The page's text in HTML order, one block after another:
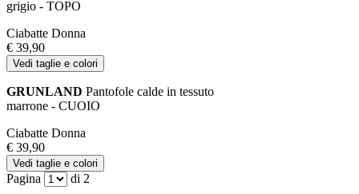
grigio - TOPO
Ciabatte Donna
€ 39,90
Vedi taglie e colori
GRUNLAND Pantofole calde in tessuto
marrone - CUOIO
Ciabatte Donna
€ 39,90
Vedi taglie e colori
Pagina di 2